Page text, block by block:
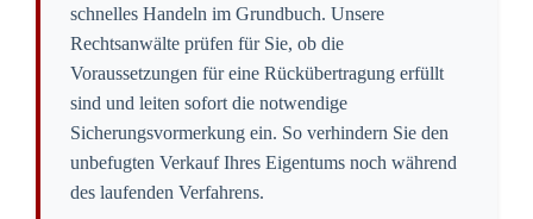
zwei bis drei Jahre. Ich erlebe regelmäßig,
dass die zerstrittenen Parteien in dieser
Zeit wegen des Wohnrechts weiterhin unter
einem Dach leben, was die Situation völlig
eskalieren lässt.
Ich rate Betroffenen daher, sich frühzeitig
ein räumliches Ausweichszenario zu